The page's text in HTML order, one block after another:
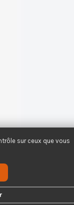
sur ceux que vous